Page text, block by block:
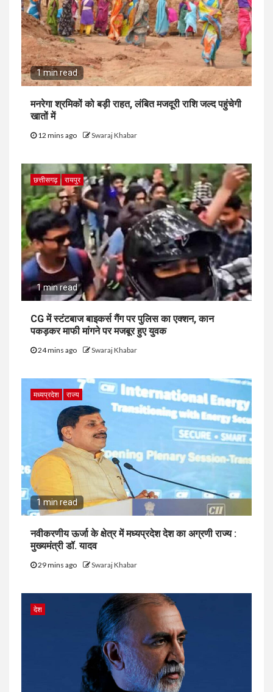
1 min read
मनरेगा श्रमिकों को बड़ी राहत, लंबित मजदूरी राशि जल्द पहुंचेगी
खातों में
12 mins ago Swaraj Khabar
छत्तीसगढ़ रायपुर
1 min read
CG में स्टंटबाज बाइकर्स गैंग पर पुलिस का एक्शन, कान
पकड़कर माफी मांगने पर मजबूर हुए युवक
24 mins ago Swaraj Khabar
मध्यप्रदेश राज्य
1 min read
नवीकरणीय ऊर्जा के क्षेत्र में मध्यप्रदेश देश का अग्रणी राज्य :
मुख्यमंत्री डॉ. यादव
29 mins ago Swaraj Khabar
देश